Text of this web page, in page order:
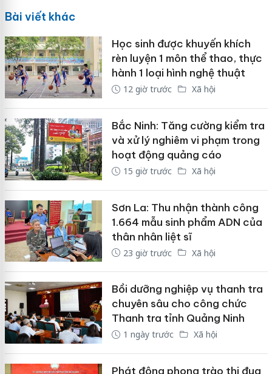
Bài viết khác
Học sinh được khuyến khích
rèn luyện 1 môn thể thao, thực
hành 1 loại hình nghệ thuật
12 giờ trước Xã hội
Bắc Ninh: Tăng cường kiểm tra
và xử lý nghiêm vi phạm trong
hoạt động quảng cáo
15 giờ trước Xã hội
Sơn La: Thu nhận thành công
1.664 mẫu sinh phẩm ADN của
thân nhân liệt sĩ
23 giờ trước Xã hội
Bồi dưỡng nghiệp vụ thanh tra
chuyên sâu cho công chức
Thanh tra tỉnh Quảng Ninh
1 ngày trước Xã hội
Phát động phong trào thi đua